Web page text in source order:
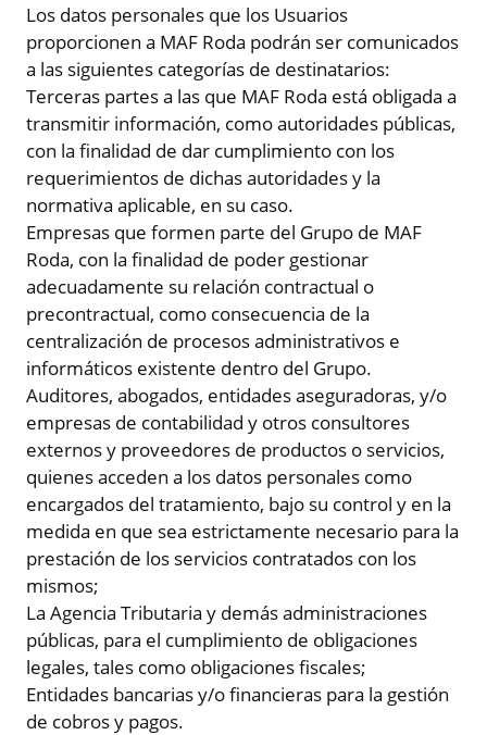
Los datos personales que los Usuarios
proporcionen a MAF Roda podrán ser comunicados
a las siguientes categorías de destinatarios:
Terceras partes a las que MAF Roda está obligada a
transmitir información, como autoridades públicas,
con la finalidad de dar cumplimiento con los
requerimientos de dichas autoridades y la
normativa aplicable, en su caso.
Empresas que formen parte del Grupo de MAF
Roda, con la finalidad de poder gestionar
adecuadamente su relación contractual o
precontractual, como consecuencia de la
centralización de procesos administrativos e
informáticos existente dentro del Grupo.
Auditores, abogados, entidades aseguradoras, y/o
empresas de contabilidad y otros consultores
externos y proveedores de productos o servicios,
quienes acceden a los datos personales como
encargados del tratamiento, bajo su control y en la
medida en que sea estrictamente necesario para la
prestación de los servicios contratados con los
mismos;
La Agencia Tributaria y demás administraciones
públicas, para el cumplimiento de obligaciones
legales, tales como obligaciones fiscales;
Entidades bancarias y/o financieras para la gestión
de cobros y pagos.